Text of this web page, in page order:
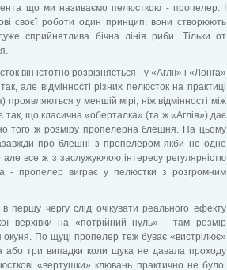
що ми називаємо пелюсткою - пропелер. І
своєї роботи один принцип: вони створюють
сприйнятлива бічна лінія риби. Тільки от
він істотно розрізняється - у «Аглії» і «Лонга»
але відмінності різних пелюсток на практиці
проявляються у меншій мірі, ніж відмінності між
що класична «оберталка» (та ж «Аглія») дає
того ж розміру пропелерна блешня. На цьому
про блешні з пропелером якби не одне
все ж з заслужуючою інтересу регулярністю
- пропелер виграє у пелюстки з розгромним
чергу слід очікувати реального ефекту
верхівки на «потрійний нуль» - там розмір
окуня. По щуці пропелер теж буває «вистрілює»
або три випадки коли щука не давала проходу
«вертушки» клювань практично не було.